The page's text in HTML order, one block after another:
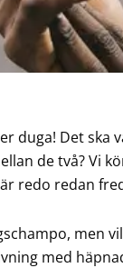
duga! Det ska
de två? Vi
redo redan
men
med